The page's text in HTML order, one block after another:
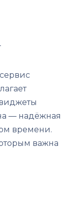
— надёжная
времени.
важна